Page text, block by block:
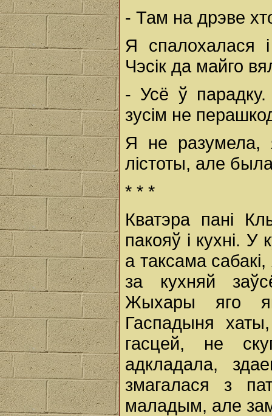
- Там на дрэве
Я спалохалася
Чэсік да майго
- Усё ў
зусім не
Я не разумела,
лістоты, але
* * *
Кватэра пані
пакояў і кухні.
а таксама
за кухняй
Жыхары яго як
Гаспадыня
гасцей, не
адкладала,
змагалася з
маладым, але